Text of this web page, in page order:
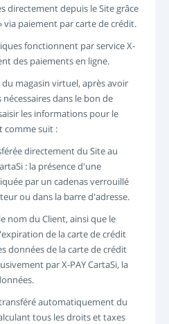
directement depuis le Site grâce
via paiement par carte de crédit.
fonctionnent par service X-
des paiements en ligne.
magasin virtuel, après avoir
dans le bon de
les informations pour le
comme suit :
directement du Site au
: la présence d'une
par un cadenas verrouillé
ou dans la barre d'adresse.
du Client, ainsi que le
de la carte de crédit
données de la carte de crédit
par X-PAY CartaSi, la
automatiquement du
tous les droits et taxes